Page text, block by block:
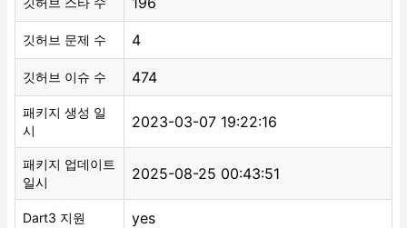
깃허브 문제 수 4
깃허브 이슈 수 474
패키지 생성 일
시
2023-03-07 19:22:16
패키지 업데이트
일시
2025-08-25 00:43:51
Dart3 지원 yes